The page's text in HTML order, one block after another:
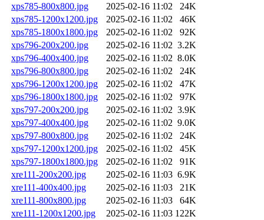
xps785-800x800.jpg
2025-02-16 11:02
24K
xps785-1200x1200.jpg
2025-02-16 11:02
46K
xps785-1800x1800.jpg
2025-02-16 11:02
92K
xps796-200x200.jpg
2025-02-16 11:02 3.2K
xps796-400x400.jpg
2025-02-16 11:02 8.0K
xps796-800x800.jpg
2025-02-16 11:02
24K
xps796-1200x1200.jpg
2025-02-16 11:02
47K
xps796-1800x1800.jpg
2025-02-16 11:02
97K
xps797-200x200.jpg
2025-02-16 11:02 3.9K
xps797-400x400.jpg
2025-02-16 11:02 9.0K
xps797-800x800.jpg
2025-02-16 11:02
24K
xps797-1200x1200.jpg
2025-02-16 11:02
45K
xps797-1800x1800.jpg
2025-02-16 11:02
91K
xre111-200x200.jpg
2025-02-16 11:03 6.9K
xre111-400x400.jpg
2025-02-16 11:03
21K
xre111-800x800.jpg
2025-02-16 11:03
64K
xre111-1200x1200.jpg
2025-02-16 11:03 122K